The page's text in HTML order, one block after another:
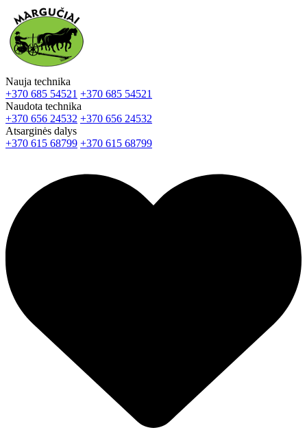
Nauja technika
+370 685 54521 +370 685 54521
Naudota technika
+370 656 24532 +370 656 24532
Atsarginės dalys
+370 615 68799 +370 615 68799